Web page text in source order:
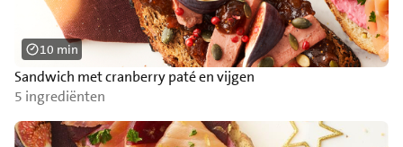
Sandwich met cranberry paté en vijgen
5 ingrediënten
10 min